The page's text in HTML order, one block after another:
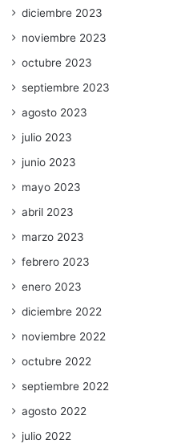
diciembre 2023
noviembre 2023
octubre 2023
septiembre 2023
agosto 2023
julio 2023
junio 2023
mayo 2023
abril 2023
marzo 2023
febrero 2023
enero 2023
diciembre 2022
noviembre 2022
octubre 2022
septiembre 2022
agosto 2022
julio 2022